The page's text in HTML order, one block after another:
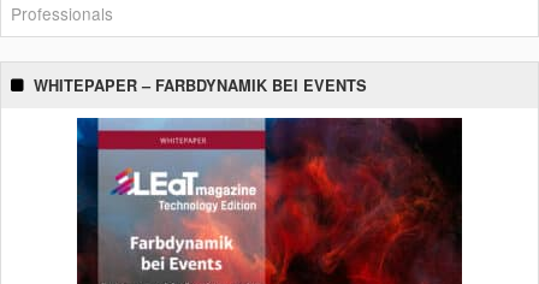
Professionals
WHITEPAPER – FARBDYNAMIK BEI EVENTS